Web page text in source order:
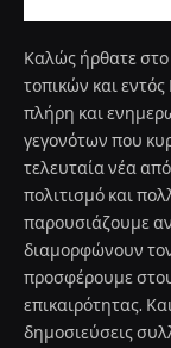
Καλώς ήρθατε στο
τοπικών και
πλήρη και
γεγονότων που
τελευταία νέα
πολιτισμό και
παρουσιάζουμε
διαμορφώνουν
προσφέρουμε
επικαιρότητας.
δημοσιεύσεις